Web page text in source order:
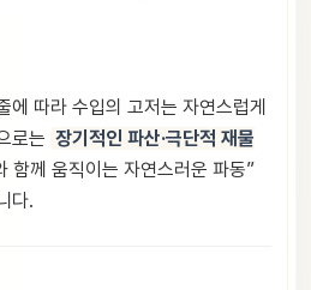
에 따라 수입의 고저는 자연스럽게
로는 장기적인 파산·극단적 재물
함께 움직이는 자연스러운 파동”
다.